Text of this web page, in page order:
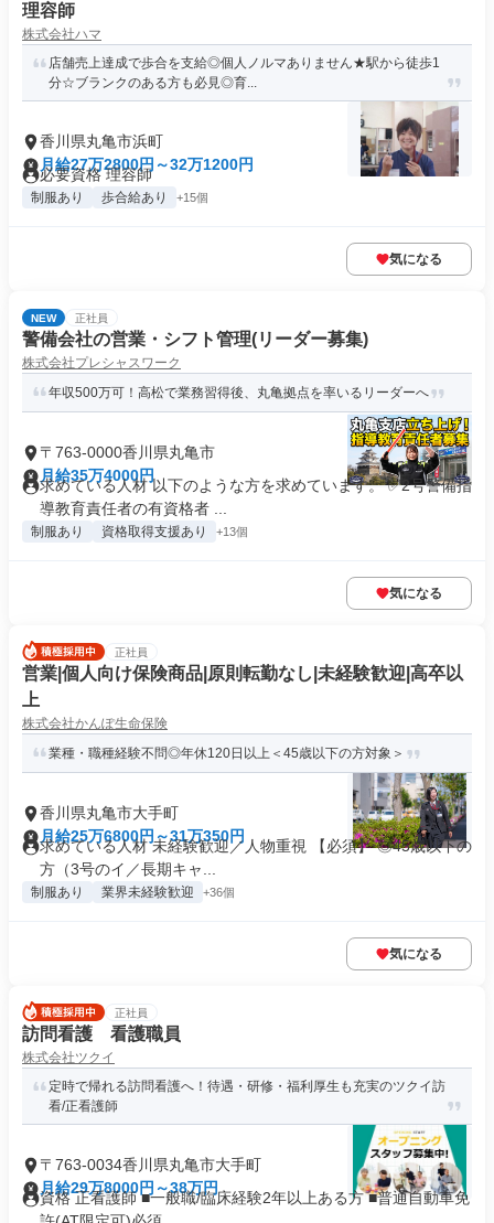
理容師
株式会社ハマ
店舗売上達成で歩合を支給◎個人ノルマありません★駅から徒歩1
分☆ブランクのある方も必見◎育...
香川県丸亀市浜町
月給27万2800円～32万1200円
必要資格 理容師
制服あり 歩合給あり +15個
気になる
NEW 正社員
警備会社の営業・シフト管理(リーダー募集)
株式会社プレシャスワーク
年収500万可！高松で業務習得後、丸亀拠点を率いるリーダーへ
〒763-0000香川県丸亀市
月給35万4000円
求めている人材 以下のような方を求めています。 ✅2号警備指
導教育責任者の有資格者 ...
制服あり 資格取得支援あり +13個
気になる
正社員
営業|個人向け保険商品|原則転勤なし|未経験歓迎|高卒以
上
株式会社かんぽ生命保険
業種・職種経験不問◎年休120日以上＜45歳以下の方対象＞
香川県丸亀市大手町
月給25万6800円～31万350円
求めている人材 未経験歓迎／人物重視 【必須】 ◎45歳以下の
方（3号のイ／長期キャ...
制服あり 業界未経験歓迎 +36個
気になる
正社員
訪問看護 看護職員
株式会社ツクイ
定時で帰れる訪問看護へ！待遇・研修・福利厚生も充実のツクイ訪
看/正看護師
〒763-0034香川県丸亀市大手町
月給29万8000円～38万円
資格 正看護師 ■一般職/臨床経験2年以上ある方 ■普通自動車免